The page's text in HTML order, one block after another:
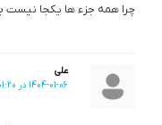
چرا همه جزء ها یکجا نیست
علی
1404-01-06 در 01:20